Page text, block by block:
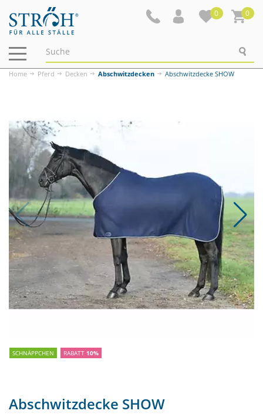
0 0
Navigation
ein-/ausblenden
Home Pferd Decken Abschwitzdecken Abschwitzdecke SHOW
SCHNÄPPCHEN RABATT 10%
Abschwitzdecke SHOW